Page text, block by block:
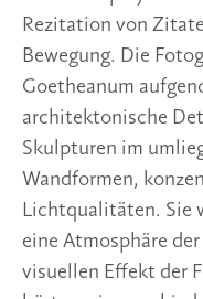
Rezitation von
Bewegung. Die
Goetheanum
architektonische
Skulpturen im
Wandformen,
Lichtqualitäten. Sie
eine Atmosphäre
visuellen Effekt der